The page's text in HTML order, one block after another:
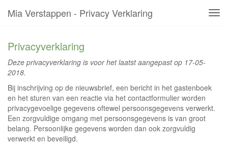
Mia Verstappen - Privacy Verklaring
Privacyverklaring
Deze privacyverklaring is voor het laatst aangepast op 17-05-
2018.
Bij inschrijving op de nieuwsbrief, een bericht in het gastenboek
en het sturen van een reactie via het contactformulier worden
privacygevoelige gegevens oftewel persoonsgegevens verwerkt.
Een zorgvuldige omgang met persoonsgegevens is van groot
belang. Persoonlijke gegevens worden dan ook zorgvuldig
verwerkt en beveiligd.